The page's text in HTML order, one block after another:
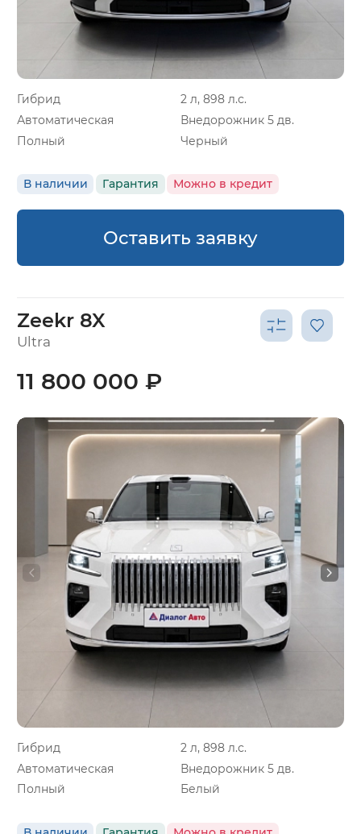
Гибрид
2 л, 898 л.с.
Автоматическая
Внедорожник 5 дв.
Полный
Черный
В наличии Гарантия Можно в кредит
Оставить заявку
Zeekr 8X
Ultra
Гибрид
2 л, 898 л.с.
Автоматическая
Внедорожник 5 дв.
Полный
Белый
11 800 000 ₽